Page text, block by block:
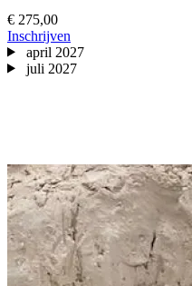
€ 275,00
Inschrijven
april 2027
juli 2027